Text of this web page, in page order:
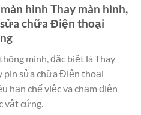
hình Thay màn hình,
chữa Điện thoại
minh, đặc biệt là Thay
pin sửa chữa Điện thoại
hạn chế việc va chạm điện
vật cứng.